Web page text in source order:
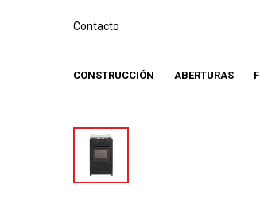
CONSTRUCCIÓN ABERTURAS
Contacto